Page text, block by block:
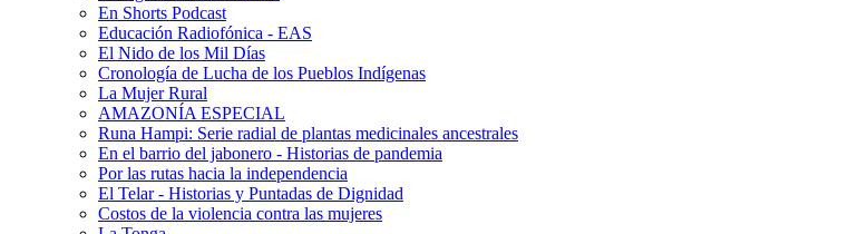
En Shorts Podcast
Educación Radiofónica - EAS
El Nido de los Mil Días
Cronología de Lucha de los Pueblos Indígenas
La Mujer Rural
AMAZONÍA ESPECIAL
Runa Hampi: Serie radial de plantas medicinales ancestrales
En el barrio del jabonero - Historias de pandemia
Por las rutas hacia la independencia
El Telar - Historias y Puntadas de Dignidad
Costos de la violencia contra las mujeres